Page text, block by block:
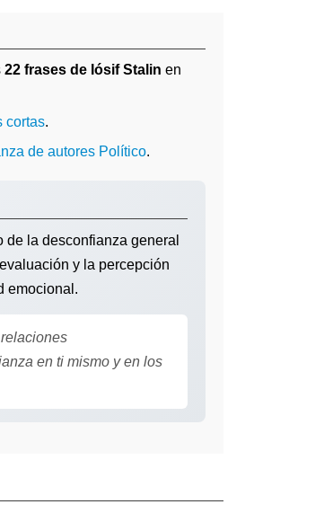
22 frases de Iósif Stalin en
cortas.
de autores Político.
la desconfianza general
y la percepción
emocional.
en ti mismo y en los